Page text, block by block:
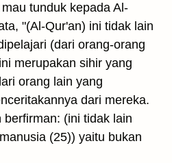
tunduk kepada Al-
"(Al-Qur'an) ini tidak lain
(dari orang-orang
merupakan sihir yang
orang lain yang
dari mereka.
(ini tidak lain
(25)) yaitu bukan